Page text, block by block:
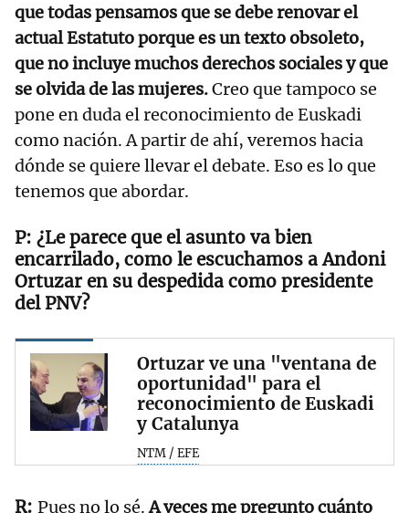
que todas pensamos que se debe renovar el
actual Estatuto porque es un texto obsoleto,
que no incluye muchos derechos sociales y que
se olvida de las mujeres.Creo que tampoco se
pone en duda el reconocimiento de Euskadi
como nación. A partir de ahí, veremos hacia
dónde se quiere llevar el debate. Eso es lo que
tenemos que abordar.
¿Le parece que el asunto va bien
encarrilado, como le escuchamos a Andoni
Ortuzar en su despedida como presidente
del PNV?
Ortuzar ve una "ventana de
oportunidad" para el
reconocimiento de Euskadi
y Catalunya
NTM / EFE
Pues no lo sé.A veces me pregunto cuánto